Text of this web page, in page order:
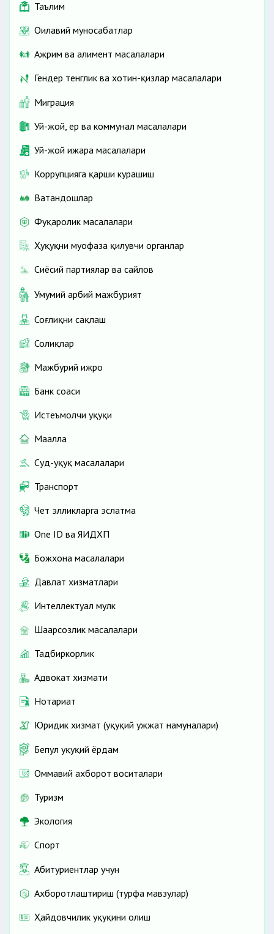
Таълим
Оилавий муносабатлар
Ажрим ва алимент масалалари
Гендер тенглик ва хотин-қизлар масалалари
Миграция
Уй-жой, ер ва коммунал масалалари
Уй-жой ижара масалалари
Коррупцияга қарши курашиш
Ватандошлар
Фуқаролик масалалари
Ҳуқуқни муҳофаза қилувчи органлар
Сиёсий партиялар ва сайлов
Умумий ҳарбий мажбурият
Соғлиқни сақлаш
Солиқлар
Мажбурий ижро
Банк соҳаси
Истеъмолчи ҳуқуқи
Маҳалла
Суд-ҳуқуқ масалалари
Транспорт
Чет элликларга эслатма
One ID ва ЯИДХП
Божхона масалалари
Давлат хизматлари
Интеллектуал мулк
Шаҳарсозлик масалалари
Тадбиркорлик
Адвокат хизмати
Нотариат
Юридик хизмат (ҳуқуқий ҳужжат намуналари)
Бепул ҳуқуқий ёрдам
Оммавий ахборот воситалари
Туризм
Экология
Спорт
Абитуриентлар учун
Ахборотлаштириш (турфа мавзулар)
Ҳайдовчилик ҳуқуқини олиш